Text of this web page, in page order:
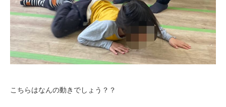
こちらはなんの動きでしょう？？